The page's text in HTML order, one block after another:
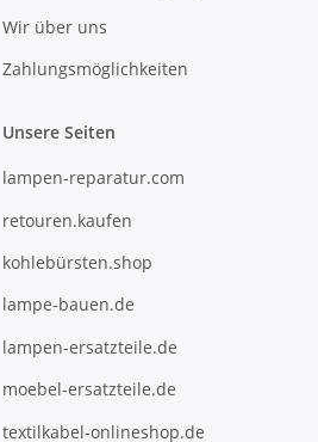
Wir über uns
Zahlungsmöglichkeiten
Unsere Seiten
lampen-reparatur.com
retouren.kaufen
kohlebürsten.shop
lampe-bauen.de
lampen-ersatzteile.de
moebel-ersatzteile.de
textilkabel-onlineshop.de